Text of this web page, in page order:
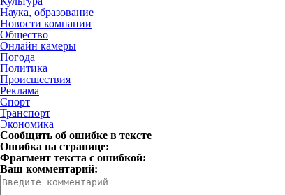
Наука, образование
Новости компании
Общество
Онлайн камеры
Погода
Политика
Происшествия
Реклама
Спорт
Транспорт
Экономика
Сообщить об ошибке в тексте
Ошибка на странице:
Фрагмент текста с ошибкой:
Ваш комментарий: